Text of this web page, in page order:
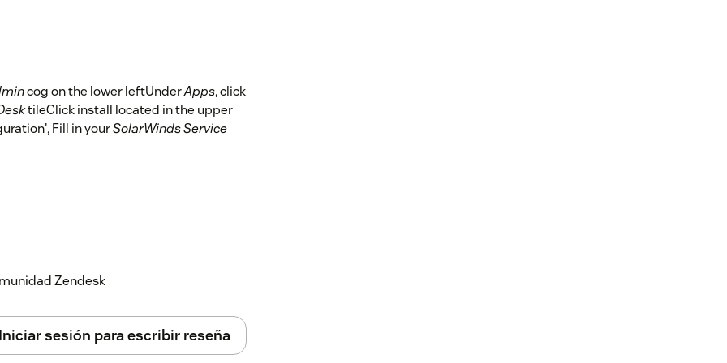
cog on the lower leftUnderApps, click
tileClick install located in the upper
Fill in yourSolarWinds Service
Zendesk
sesión para escribir reseña